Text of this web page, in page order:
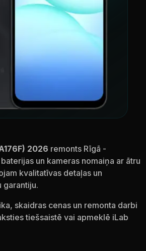
2026 remonts Rīgā -
un kameras nomaiņa ar ātru
kvalitatīvas detaļas un
garantiju.
skaidras cenas un remonta darbi
tiešsaistē vai apmeklē iLab